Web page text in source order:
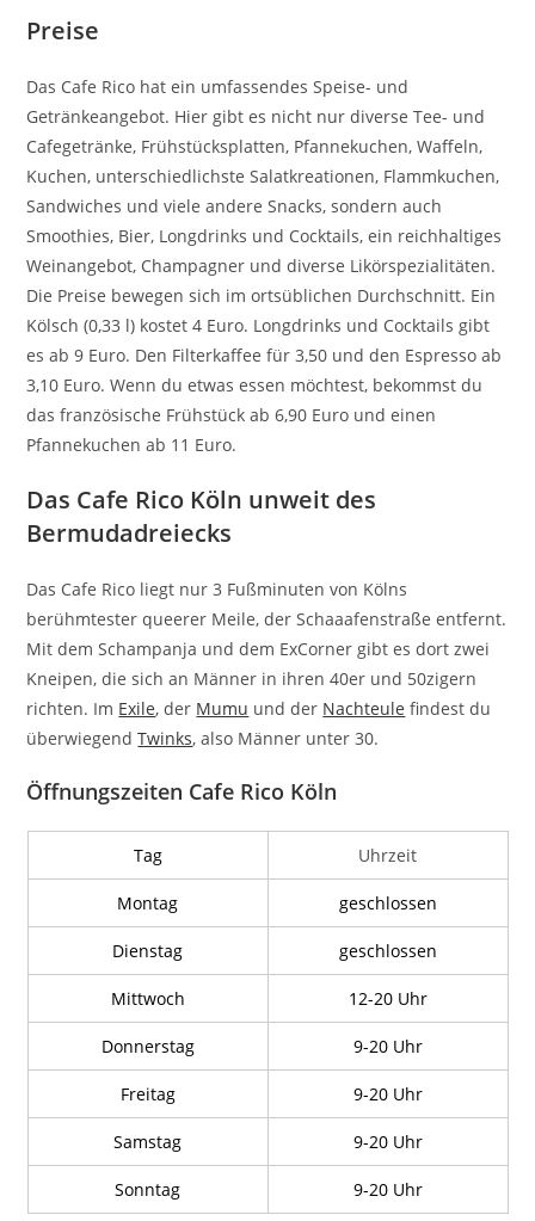
Preise
Das Cafe Rico hat ein umfassendes Speise- und
Getränkeangebot. Hier gibt es nicht nur diverse Tee- und
Cafegetränke, Frühstücksplatten, Pfannekuchen, Waffeln,
Kuchen, unterschiedlichste Salatkreationen, Flammkuchen,
Sandwiches und viele andere Snacks, sondern auch
Smoothies, Bier, Longdrinks und Cocktails, ein reichhaltiges
Weinangebot, Champagner und diverse Likörspezialitäten.
Die Preise bewegen sich im ortsüblichen Durchschnitt. Ein
Kölsch (0,33 l) kostet 4 Euro. Longdrinks und Cocktails gibt
es ab 9 Euro. Den Filterkaffee für 3,50 und den Espresso ab
3,10 Euro. Wenn du etwas essen möchtest, bekommst du
das französische Frühstück ab 6,90 Euro und einen
Pfannekuchen ab 11 Euro.
Das Cafe Rico Köln unweit des
Bermudadreiecks
Das Cafe Rico liegt nur 3 Fußminuten von Kölns
berühmtester queerer Meile, der Schaaafenstraße entfernt.
Mit dem Schampanja und dem ExCorner gibt es dort zwei
Kneipen, die sich an Männer in ihren 40er und 50zigern
richten. Im Exile, der Mumu und der Nachteule findest du
überwiegendTwinks, also Männer unter 30.
Öffnungszeiten Cafe Rico Köln
Tag Uhrzeit
Montag geschlossen
Dienstag geschlossen
Mittwoch 12-20 Uhr
Donnerstag 9-20 Uhr
Freitag 9-20 Uhr
Samstag 9-20 Uhr
Sonntag 9-20 Uhr